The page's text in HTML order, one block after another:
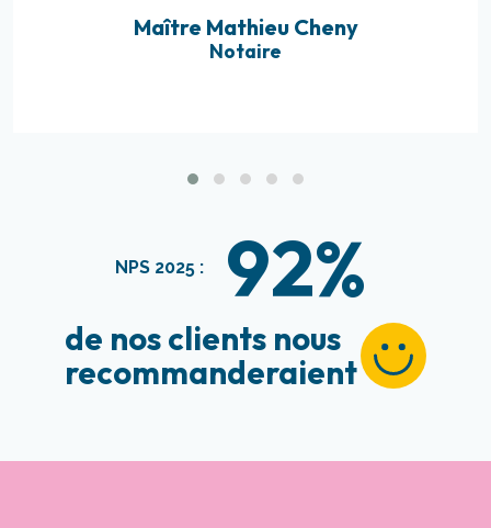
Maître Mathieu Cheny
NPS 2025 : 92%
de nos clients nous
recommanderaient